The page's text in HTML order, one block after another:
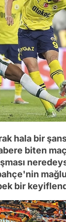
hala bir
biten
bir